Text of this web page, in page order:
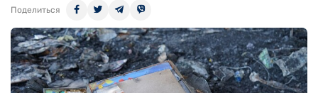
Поделиться